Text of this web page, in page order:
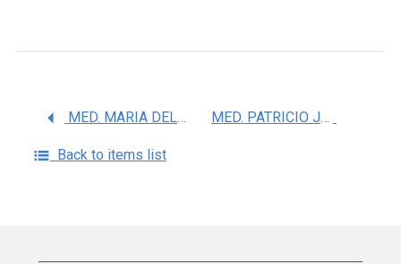
MED. MARIA DEL ROCIO CHAPELA MENDOZA MED. PATRICIO JAVIER SANTILLAN DOHERTY
Back to items list